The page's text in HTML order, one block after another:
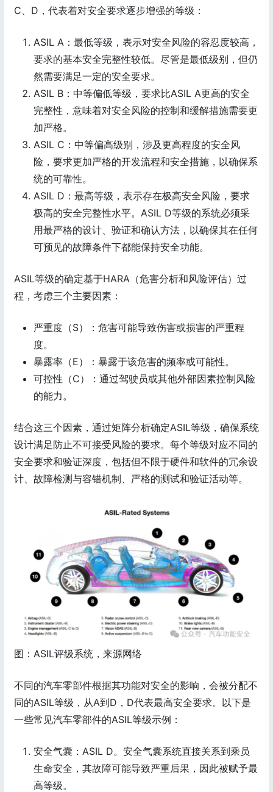
C、D，代表着对安全要求逐步增强的等级：
ASIL A：最低等级，表示对安全风险的容忍度较高，
要求的基本安全完整性较低。尽管是最低级别，但仍
然需要满足一定的安全要求。
ASIL B：中等偏低等级，要求比ASIL A更高的安全
完整性，意味着对安全风险的控制和缓解措施需要更
加严格。
ASIL C：中等偏高级别，涉及更高程度的安全风
险，要求更加严格的开发流程和安全措施，以确保系
统的可靠性。
ASIL D：最高等级，表示存在极高安全风险，要求
极高的安全完整性水平。ASIL D等级的系统必须采
用最严格的设计、验证和确认方法，以确保其在任何
可预见的故障条件下都能保持安全功能。
ASIL等级的确定基于HARA（危害分析和风险评估）过
程，考虑三个主要因素：
严重度（S）：危害可能导致伤害或损害的严重程
度。
暴露率（E）：暴露于该危害的频率或可能性。
可控性（C）：通过驾驶员或其他外部因素控制风险
的能力。
结合这三个因素，通过矩阵分析确定ASIL等级，确保系统
设计满足防止不可接受风险的要求。每个等级对应不同的
安全要求和验证深度，包括但不限于硬件和软件的冗余设
计、故障检测与容错机制、严格的测试和验证活动等。
图：ASIL评级系统，来源网络
不同的汽车零部件根据其功能对安全的影响，会被分配不
同的ASIL等级，从A到D，D代表最高安全要求。以下是
一些常见汽车零部件的ASIL等级示例：
安全气囊：ASIL D。安全气囊系统直接关系到乘员
生命安全，其故障可能导致严重后果，因此被赋予最
高等级。